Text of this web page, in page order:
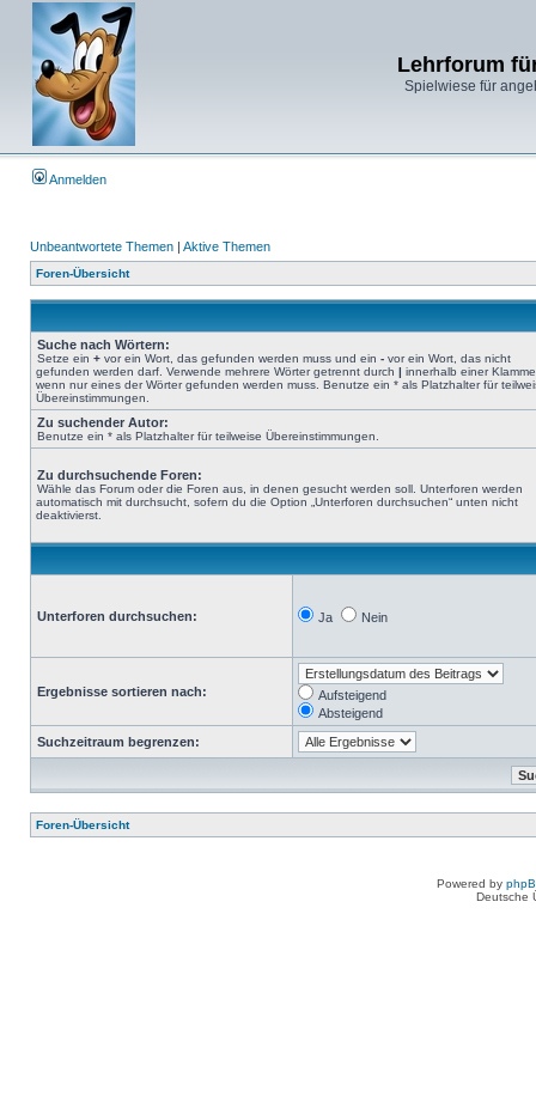
Lehrforum
Spielwiese für
Anmelden
Unbeantwortete Themen | Aktive Themen
Foren-Übersicht
Suche nach Wörtern:
Setze ein + vor ein Wort, das gefunden werden muss und ein - vor ein Wort, das nicht
gefunden werden darf. Verwende mehrere Wörter getrennt durch | innerhalb einer
wenn nur eines der Wörter gefunden werden muss. Benutze ein * als Platzhalter für
Übereinstimmungen.
Zu suchender Autor:
Benutze ein * als Platzhalter für teilweise Übereinstimmungen.
Zu durchsuchende Foren:
Wähle das Forum oder die Foren aus, in denen gesucht werden soll. Unterforen werden
automatisch mit durchsucht, sofern du die Option „Unterforen durchsuchen“ unten nicht
deaktivierst.
Unterforen durchsuchen: Ja Nein
Ergebnisse sortieren nach:
Aufsteigend
Absteigend
Suchzeitraum begrenzen:
Foren-Übersicht
Powered by
Deutsche